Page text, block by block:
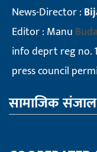
News-Director :
Editor : Manu
info deprt reg no.
press council
सामाजिक संजाल